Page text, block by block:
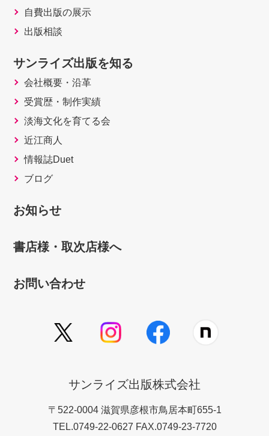
自費出版の展示
出版相談
サンライズ出版を知る
会社概要・沿革
受賞歴・制作実績
淡海文化を育てる会
近江商人
情報誌Duet
ブログ
お知らせ
書店様・取次店様へ
お問い合わせ
サンライズ出版株式会社
〒522-0004 滋賀県彦根市鳥居本町655-1
TEL.0749-22-0627 FAX.0749-23-7720